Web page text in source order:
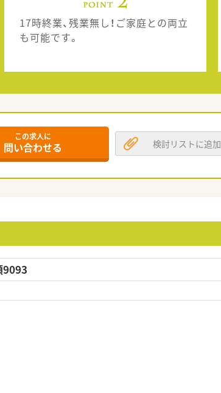
17時終業、残業無し！ご家庭との両立
も可能です。
この求人に
問い合わせる 検討リストに追加
9093